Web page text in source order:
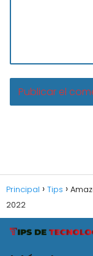
Principal Tips
2022